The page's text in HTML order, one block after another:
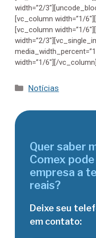
width=”2/
[vc_column width=”1/
[vc_column width=”1/
width=”2/
width=”1/6″][/
Categorias
Notícias
Quer saber
Comex
empresa a
reais?
Deixe seu
em contato: